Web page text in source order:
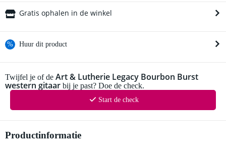
Gratis ophalen in de winkel
% Huur dit product
Huur dit product al vanaf 54 euro per maand
Huur meerdere producten tegelijk: min. € 300,- en max.
thuisbezorgd of op te halen in de winkel
Al na 4 maanden maandelijks opzegbaar
Snelle vervanging door Bax Music bij een defect
Twijfel je of de Art & Lutherie Legacy Bourbon Burst
western gitaar bij je past? Doe de check.
Start de check
Productinformatie